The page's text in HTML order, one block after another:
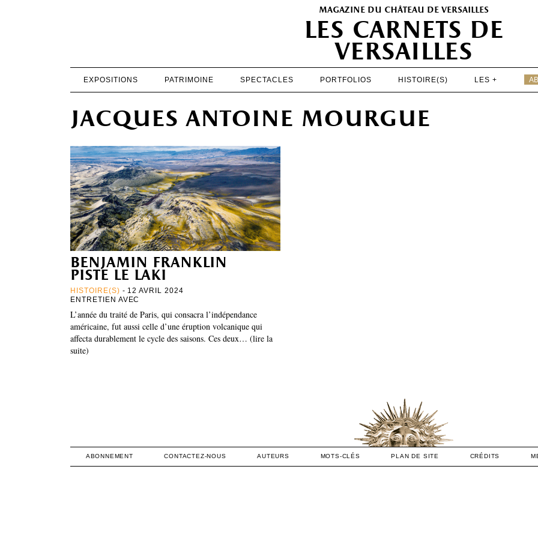
magazine du château de versailles
les carnets de
versailles
EXPOSITIONS PATRIMOINE SPECTACLES PORTFOLIOS HISTOIRE(S) LES +
PATRIMOINE
jacques antoine mourgue
benjamin franklin
piste le laki
HISTOIRE(S) - 12 AVRIL 2024
ENTRETIEN AVEC
L’année du traité de Paris, qui consacra l’indépendance
américaine, fut aussi celle d’une éruption volcanique qui
affecta durablement le cycle des saisons. Ces deux… (lire la
suite)
ABONNEMENT CONTACTEZ-NOUS AUTEURS MOTS-CLÉS PLAN DE SITE CRÉDITS